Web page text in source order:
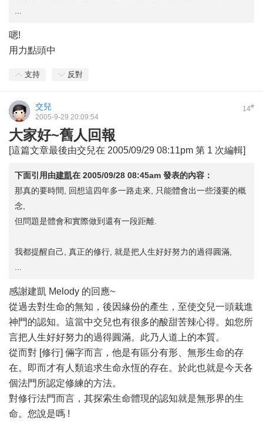
嗯!
用力點頭中
支持 反對
14#
交兒
2005-9-29 20:09:54
大家好~舊人回報
[這篇文章最後由交兒在 2005/09/29 08:11pm 第 1 次編輯]
下面引用由建凱在 2005/09/28 08:45am 發表的內容：
那真的要時間, 回想這四年多一路走來, 只能體會出一些淺要的概
念,
但問題是體會和實際做到還有一段距離.
我都提醒自己, 真正的修行, 就是把人生好好努力的過得圓滿,
感謝建凱 Melody 的回應~
從過去對生命的無知，後因緣份的產生，至使交兒一頭栽進
神門的認知。這當中交兒也有很多的酸甜苦辣心得。如您所
言把人生好好努力的過得圓滿。此乃人道上的本質。
從而對 [修行] 倆字而言，他是有區分有形、無形生命的存
在。即而才有人類追求生命永恆的存在。於此也就是今天各
個法門所認定修練的方法。
對修行法門而言，其探索生命體現的認知就是無形界的生
命。您說是嗎 !